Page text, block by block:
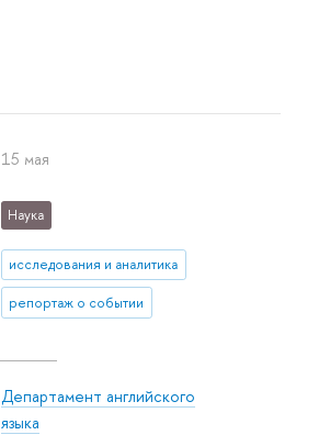
15 мая
Наука
исследования и аналитика
репортаж о событии
Департамент английского
языка